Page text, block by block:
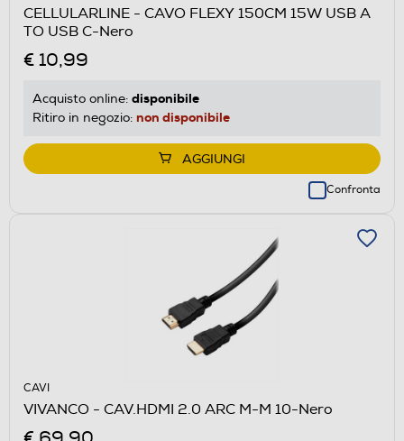
CELLULARLINE - CAVO FLEXY 150CM 15W USB A
TO USB C-Nero
€ 10,99
Acquisto online: disponibile
Ritiro in negozio: non disponibile
AGGIUNGI
Confronta
CAVI
VIVANCO - CAV.HDMI 2.0 ARC M-M 10-Nero